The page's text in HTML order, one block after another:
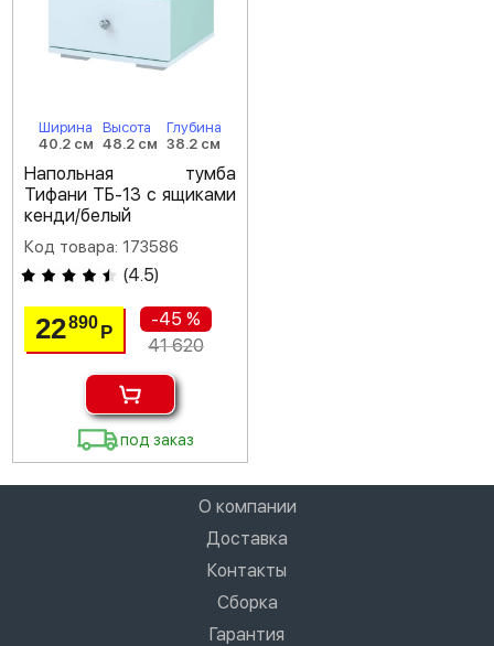
Ширина
40.2 см
Высота
48.2 см
Глубина
38.2 см
Напольная тумба
Тифани ТБ-13 с ящиками
кенди/белый
Код товара: 173586
(4.5)
22890Р
-45 %
41 620
под заказ
О компании
Доставка
Контакты
Сборка
Гарантия